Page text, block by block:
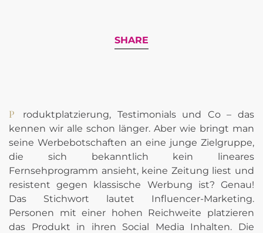
SHARE
Produktplatzierung, Testimonials und Co – das
kennen wir alle schon länger. Aber wie bringt man
seine Werbebotschaften an eine junge Zielgruppe,
die sich bekanntlich kein lineares
Fernsehprogramm ansieht, keine Zeitung liest und
resistent gegen klassische Werbung ist? Genau!
Das Stichwort lautet Influencer-Marketing.
Personen mit einer hohen Reichweite platzieren
das Produkt in ihren Social Media Inhalten. Die